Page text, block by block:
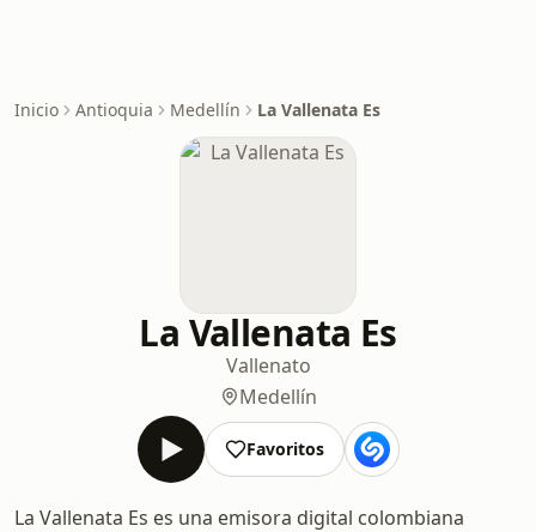
Inicio Antioquia Medellín La Vallenata Es
La Vallenata Es
Vallenato
Medellín
Favoritos
La Vallenata Es es una emisora digital colombiana